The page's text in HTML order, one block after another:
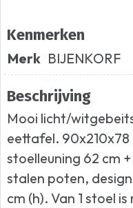
Kenmerken
Merk BIJENKORF
Beschrijving
Mooi licht/
eettafel.
stoelleuning 62 cm
stalen poten,
cm (h). Van 1 stoel